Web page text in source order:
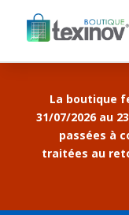
La boutique
31/07/2026 au
passées à
traitées au